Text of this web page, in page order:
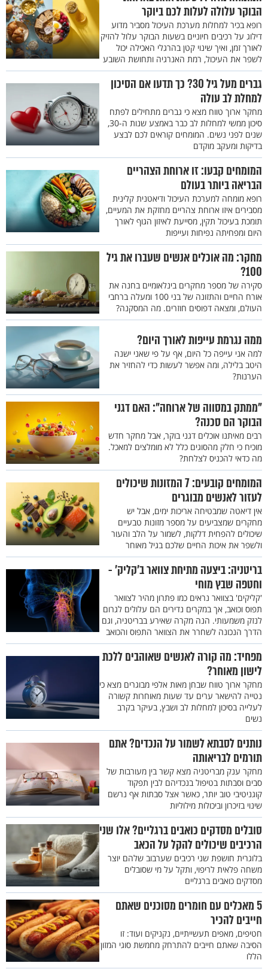
הבוקר עלולה לעלות לכם ביוקר
רופא בכיר למחלות מערכת העיכול מסביר מדוע
דילוג על רכיבים חיוניים בשעות הבוקר עלול להזיק
לאורך זמן, ואיך שינוי קטן בהרגלי האכילה יכול
לשפר את העיכול, רמת האנרגיה ותחושת השובע
גברים מעל גיל 30? כך תדעו אם הסיכון
למחלת לב עולה
מחקר ארוך טווח מצא כי גברים מתחילים לפתח
סיכון ממשי למחלות לב כבר באמצע שנות ה-30,
שנים לפני נשים. המומחים קוראים לכם לבצע
בדיקות ומעקב מוקדם
המומחים קבעו: זו ארוחת הצהריים
הבריאה ביותר בעולם
רופא מומחה למערכת העיכול ודיאטנית קלינית
מסבירים איזו ארוחת צהריים מחזקת את המעיים,
תומכת בעיכול תקין, מסייעת לאיזון הגוף לאורך
היום ומפחיתה נפיחות ועייפות
מחקר: מה אוכלים אנשים שעברו את גיל
100?
סקירה של מספר מחקרים בינלאומיים בחנה את
אורח החיים והתזונה של בני 100 ומעלה ברחבי
העולם, ומצאה דפוסים חוזרים. מה המסקנה?
ממה נגרמת עייפות לאורך היום?
למה אני עייפה כל היום, אף על פי שאני ישנה
היטב בלילה, ומה אפשר לעשות כדי להחזיר את
הערנות?
"ממתק במסווה של ארוחה": האם דגני
הבוקר הם סכנה?
רבים מאיתנו אוכלים דגני בוקר, אבל מחקר חדש
מוכיח כי חלק מהסוגים כלל לא מומלצים למאכל.
מה כדאי להכניס לצלחת?
המומחים קובעים: 7 המזונות שיכולים
לעזור לאנשים מבוגרים
אין דיאטה שמבטיחה אריכות ימים, אבל יש
מחקרים שמצביעים על מספר מזונות טבעיים
שיכולים להפחית דלקות, לשמור על הלב והעור
ולשפר את איכות החיים שלכם בגיל מאוחר
בריטניה: ביצעה מתיחת צוואר ב'קליק' -
וחטפה שבץ מוחי
'קליקים' בצוואר נראים כמו פתרון מהיר לצוואר
תפוס וכואב, אך במקרים נדירים הם עלולים לגרום
לנזק משמעותי. הנה מקרה שאירע בבריטניה, וגם
הדרך הנכונה לשחרר את הצוואר התפוס והכואב
מפחיד: מה קורה לאנשים שאוהבים ללכת
לישון מאוחר?
מחקר ארוך טווח שבחן מאות אלפי מבוגרים מצא כי
נטייה להישאר ערים עד שעות מאוחרות קשורה
לעלייה בסיכון למחלות לב ושבץ, בעיקר בקרב
נשים
נותנים לסבתא לשמור על הנכדים? אתם
תורמים לבריאותה
מחקר ענק מבריטניה מצא קשר בין מעורבות של
סבים וסבתות בטיפול בנכדיהם לבין תפקוד
קוגניטיבי טוב יותר, כאשר אצל סבתות אף נרשם
שינוי בזיכרון וביכולות מילוליות
סובלים מסדקים כואבים ברגליים? אלו שני
הרכיבים שיכולים להקל על הכאב
בלוגרית חושפת שני רכיבים שערבוב שלהם יוצר
משחה פלאית לריפוי, ותקל על מי שסובלים
מסדקים כואבים ברגליים
5 מאכלים עם חומרים מסוכנים שאתם
חייבים להכיר
חטיפים, מאפים תעשייתיים, נקניקים ועוד: זו
הסיבה שאתם חייבים להתרחק מחמשת סוגי המזון
הללו